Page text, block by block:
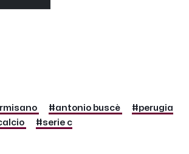
#antonio buscè
#perugia
#serie c